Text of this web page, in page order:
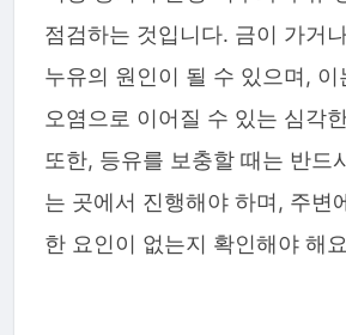
점검하는 것입니다. 금이 가거
누유의 원인이 될 수 있으며, 이
오염으로 이어질 수 있는 심각
또한, 등유를 보충할 때는 반드
는 곳에서 진행해야 하며, 주변
한 요인이 없는지 확인해야 해